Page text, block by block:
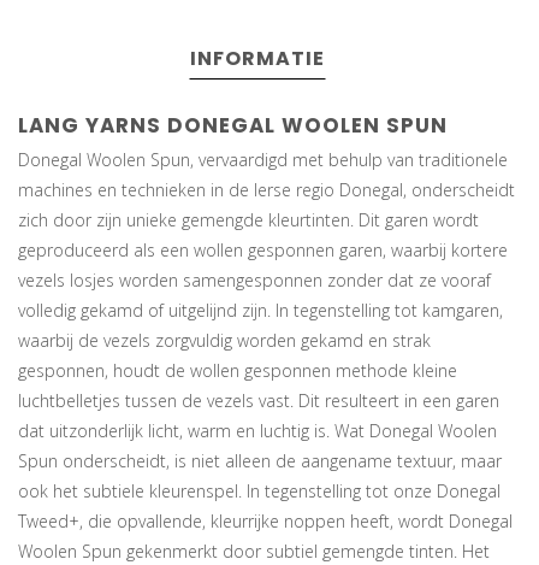
INFORMATIE
LANG YARNS DONEGAL WOOLEN SPUN
Donegal Woolen Spun, vervaardigd met behulp van traditionele
machines en technieken in de Ierse regio Donegal, onderscheidt
zich door zijn unieke gemengde kleurtinten. Dit garen wordt
geproduceerd als een wollen gesponnen garen, waarbij kortere
vezels losjes worden samengesponnen zonder dat ze vooraf
volledig gekamd of uitgelijnd zijn. In tegenstelling tot kamgaren,
waarbij de vezels zorgvuldig worden gekamd en strak
gesponnen, houdt de wollen gesponnen methode kleine
luchtbelletjes tussen de vezels vast. Dit resulteert in een garen
dat uitzonderlijk licht, warm en luchtig is. Wat Donegal Woolen
Spun onderscheidt, is niet alleen de aangename textuur, maar
ook het subtiele kleurenspel. In tegenstelling tot onze Donegal
Tweed+, die opvallende, kleurrijke noppen heeft, wordt Donegal
Woolen Spun gekenmerkt door subtiel gemengde tinten. Het